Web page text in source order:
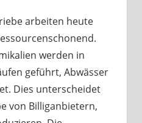
arbeiten heute
werden in
geführt, Abwässer
Dies unterscheidet
von Billiganbietern,